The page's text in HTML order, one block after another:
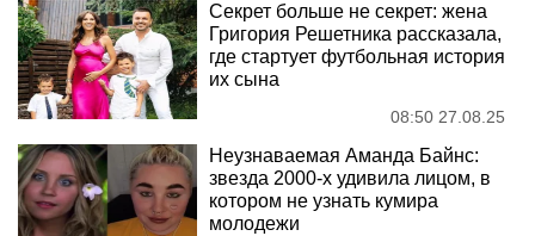
Секрет больше не секрет: жена
Григория Решетника рассказала,
где стартует футбольная история
их сына
08:50 27.08.25
Неузнаваемая Аманда Байнс:
звезда 2000-х удивила лицом, в
котором не узнать кумира
молодежи